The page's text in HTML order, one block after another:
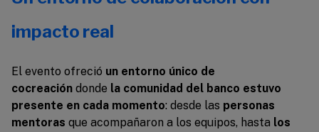
impacto real
El evento ofreció un entorno único de
cocreación donde la comunidad del banco estuvo
presente en cada momento: desde las personas
mentoras que acompañaron a los equipos, hasta los